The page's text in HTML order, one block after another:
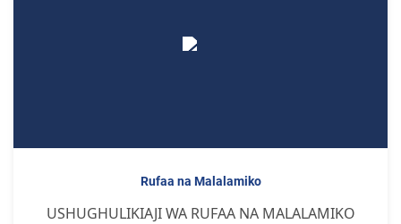
Rufaa na Malalamiko
USHUGHULIKIAJI WA RUFAA NA MALALAMIKO